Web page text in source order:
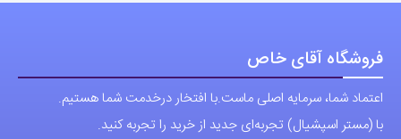
فروشگاه آقای خاص
اعتماد شما، سرمایه اصلی ماست.با افتخار درخدمت شما هستیم.
با (مستر اسپشیال) تجربه‌ای جدید از خرید را تجربه کنید.